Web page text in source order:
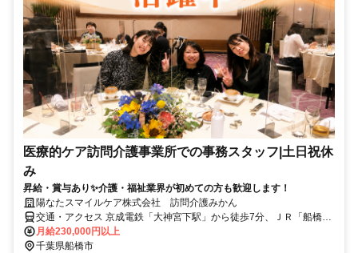
医療的ケア訪問介護事業所での事務スタッフ|土日祝休
み
昇給・賞与あり✨介護・福祉業界が初めての方も歓迎します！
陽なたスマイルケア株式会社 訪問介護みかん
交通・アクセス 京成電鉄「大神宮下駅」から徒歩7分、ＪＲ「船橋
駅」南口から徒歩13分
月給230,000円以上
千葉県船橋市